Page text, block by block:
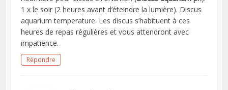
1 x le soir (2 heures avant d’éteindre la lumière). Discus
aquarium temperature. Les discus s’habituent à ces
heures de repas régulières et vous attendront avec
impatience.
Répondre